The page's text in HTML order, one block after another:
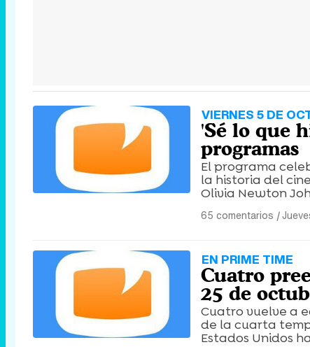
VIERNES 5 DE
'Sé lo que
programas
El programa
la historia del
Olivia Newton
65 comentarios |
EN PRIME TIME
Cuatro
25 de
Cuatro vuelve a
de la cuarta
Estados Unidos